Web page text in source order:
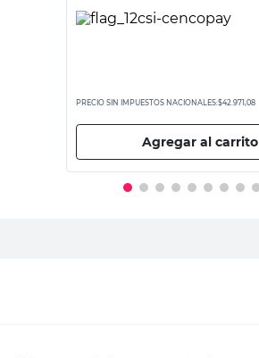
PRECIO SIN IMPUESTOS NACIONALES:$42.971,08
Agregar al carrito